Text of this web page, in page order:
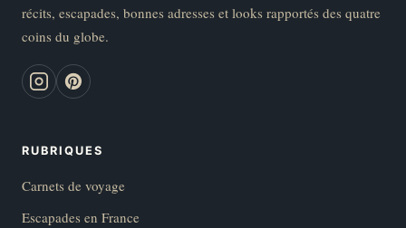
récits, escapades, bonnes adresses et looks rapportés des quatre
coins du globe.
RUBRIQUES
Carnets de voyage
Escapades en France